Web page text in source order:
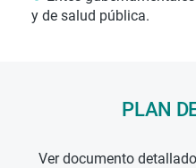
y de salud pública.
PLAN
Ver documento